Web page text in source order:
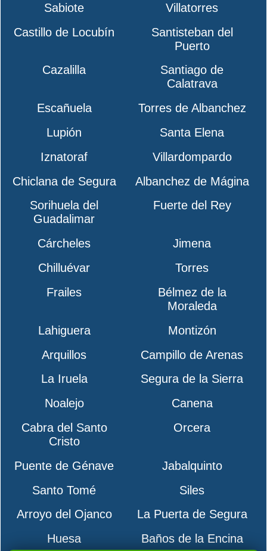
Sabiote
Villatorres
Castillo de Locubín
Santisteban del
Puerto
Cazalilla
Santiago de
Calatrava
Escañuela
Torres de Albanchez
Lupión
Santa Elena
Iznatoraf
Villardompardo
Chiclana de Segura
Albanchez de Mágina
Sorihuela del
Guadalimar
Fuerte del Rey
Cárcheles
Jimena
Chilluévar
Torres
Frailes
Bélmez de la
Moraleda
Lahiguera
Montizón
Arquillos
Campillo de Arenas
La Iruela
Segura de la Sierra
Noalejo
Canena
Cabra del Santo
Cristo
Orcera
Puente de Génave
Jabalquinto
Santo Tomé
Siles
Arroyo del Ojanco
La Puerta de Segura
Huesa
Baños de la Encina